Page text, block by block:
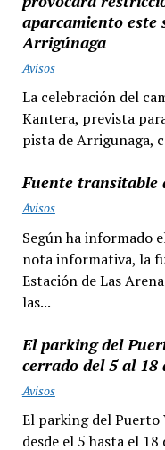
aparcamiento este
Arrigúnaga
Avisos
La celebración del
Kantera, prevista
pista de Arrigunaga,
Fuente transitable
Avisos
Según ha informado
nota informativa, la
Estación de Las
las...
El parking del
cerrado del 5 al 18
Avisos
El parking del Puerto
desde el 5 hasta el